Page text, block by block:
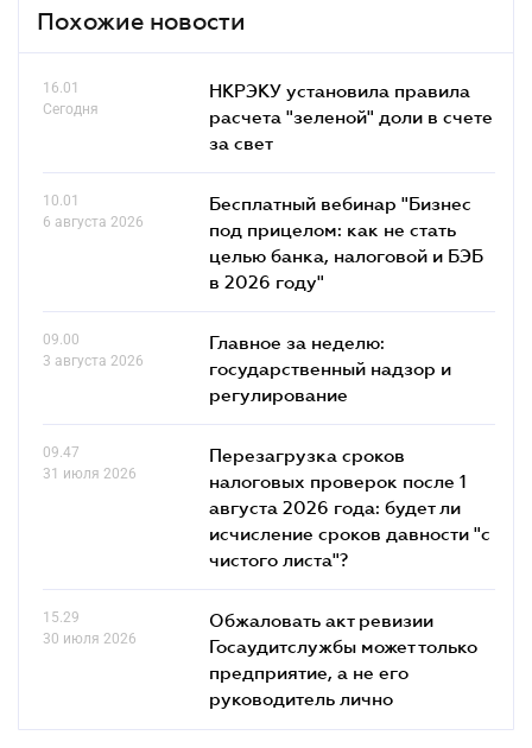
Похожие новости
16.01
Сегодня
НКРЭКУ установила правила
расчета "зеленой" доли в счете
за свет
10.01
6 августа 2026
Бесплатный вебинар "Бизнес
под прицелом: как не стать
целью банка, налоговой и БЭБ
в 2026 году"
09.00
3 августа 2026
Главное за неделю:
государственный надзор и
регулирование
09.47
31 июля 2026
Перезагрузка сроков
налоговых проверок после 1
августа 2026 года: будет ли
исчисление сроков давности "с
чистого листа"?
15.29
30 июля 2026
Обжаловать акт ревизии
Госаудитслужбы может только
предприятие, а не его
руководитель лично